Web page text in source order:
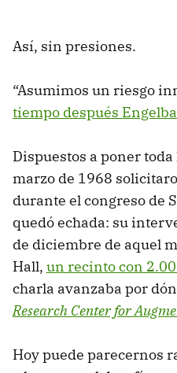
Así, sin presiones.
“Asumimos un riesgo
tiempo después
Dispuestos a poner
marzo de 1968
durante el congreso de
quedó echada: su
de diciembre de aquel
Hall, un recinto con
charla avanzaba por
Research Center for
Hoy puede parecernos